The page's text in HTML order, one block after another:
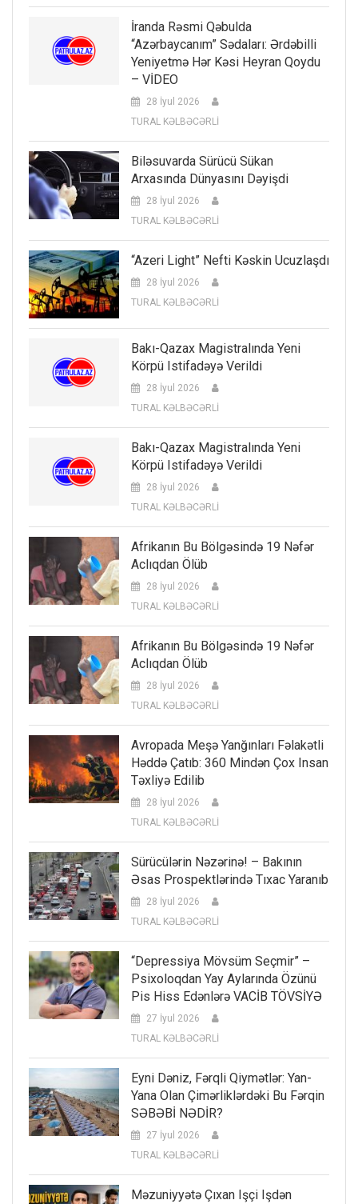
İranda Rəsmi Qəbulda
“Azərbaycanım” Sədaları: Ərdəbilli
Yeniyetmə Hər Kəsi Heyran Qoydu
– VİDEO
28 İyul 2026
TURAL KƏLBƏCƏRLİ
Biləsuvarda Sürücü Sükan
Arxasında Dünyasını Dəyişdi
28 İyul 2026
TURAL KƏLBƏCƏRLİ
“Azeri Light” Nefti Kəskin Ucuzlaşdı
28 İyul 2026
TURAL KƏLBƏCƏRLİ
Bakı-Qazax Magistralında Yeni
Körpü Istifadəyə Verildi
28 İyul 2026
TURAL KƏLBƏCƏRLİ
Bakı-Qazax Magistralında Yeni
Körpü Istifadəyə Verildi
28 İyul 2026
TURAL KƏLBƏCƏRLİ
Afrikanın Bu Bölgəsində 19 Nəfər
Aclıqdan Ölüb
28 İyul 2026
TURAL KƏLBƏCƏRLİ
Afrikanın Bu Bölgəsində 19 Nəfər
Aclıqdan Ölüb
28 İyul 2026
TURAL KƏLBƏCƏRLİ
Avropada Meşə Yanğınları Fəlakətli
Həddə Çatıb: 360 Mindən Çox Insan
Təxliyə Edilib
28 İyul 2026
TURAL KƏLBƏCƏRLİ
Sürücülərin Nəzərinə! – Bakının
Əsas Prospektlərində Tıxac Yaranıb
28 İyul 2026
TURAL KƏLBƏCƏRLİ
“Depressiya Mövsüm Seçmir” –
Psixoloqdan Yay Aylarında Özünü
Pis Hiss Edənlərə VACİB TÖVSİYƏ
27 İyul 2026
TURAL KƏLBƏCƏRLİ
Eyni Dəniz, Fərqli Qiymətlər: Yan-
Yana Olan Çimərliklərdəki Bu Fərqin
SƏBƏBİ NƏDİR?
27 İyul 2026
TURAL KƏLBƏCƏRLİ
Məzuniyyətə Çıxan Işçi Işdən